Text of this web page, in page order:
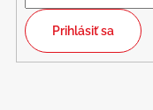
Prihlásiť sa